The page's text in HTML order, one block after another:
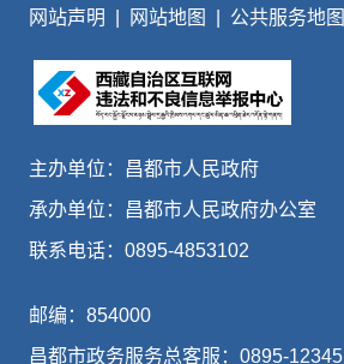
网站声明 网站地图 公共服务地图
主办单位：昌都市人民政府
承办单位：昌都市人民政府办公室
联系电话：0895-4853102
邮编：854000
昌都市政务服务总客服：0895-12345